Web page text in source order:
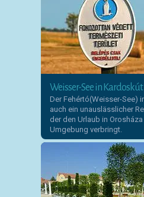
Weisser-See in Kardoskút
Der Fehértó(Weisser-See)
auch ein unauslässlicher
der den Urlaub in
Umgebung verbringt.